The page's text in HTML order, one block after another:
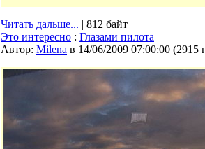
Читать дальше... | 812 байт
Это интересно : Глазами пилота
Автор: Milena в 14/06/2009 07:00:00 (2915